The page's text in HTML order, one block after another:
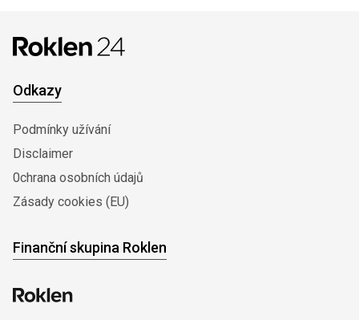
Odkazy
Podmínky užívání
Disclaimer
0chrana osobních údajů
Zásady cookies (EU)
Finanční skupina Roklen